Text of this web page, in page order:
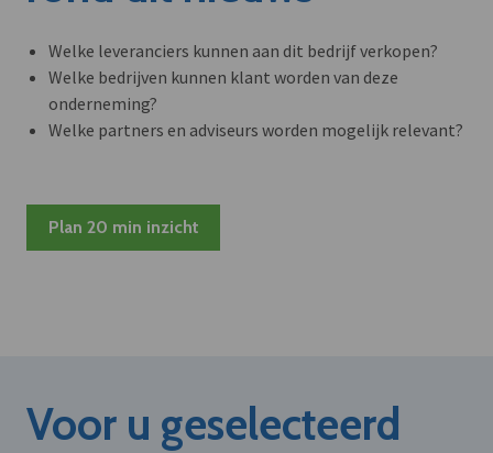
Welke leveranciers kunnen aan dit bedrijf verkopen?
Welke bedrijven kunnen klant worden van deze
onderneming?
Welke partners en adviseurs worden mogelijk relevant?
Plan 20 min inzicht
Voor u geselecteerd